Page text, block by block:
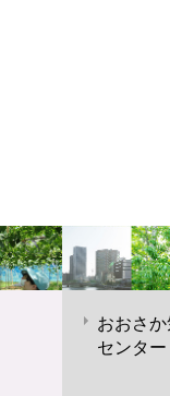
おおさ
センター